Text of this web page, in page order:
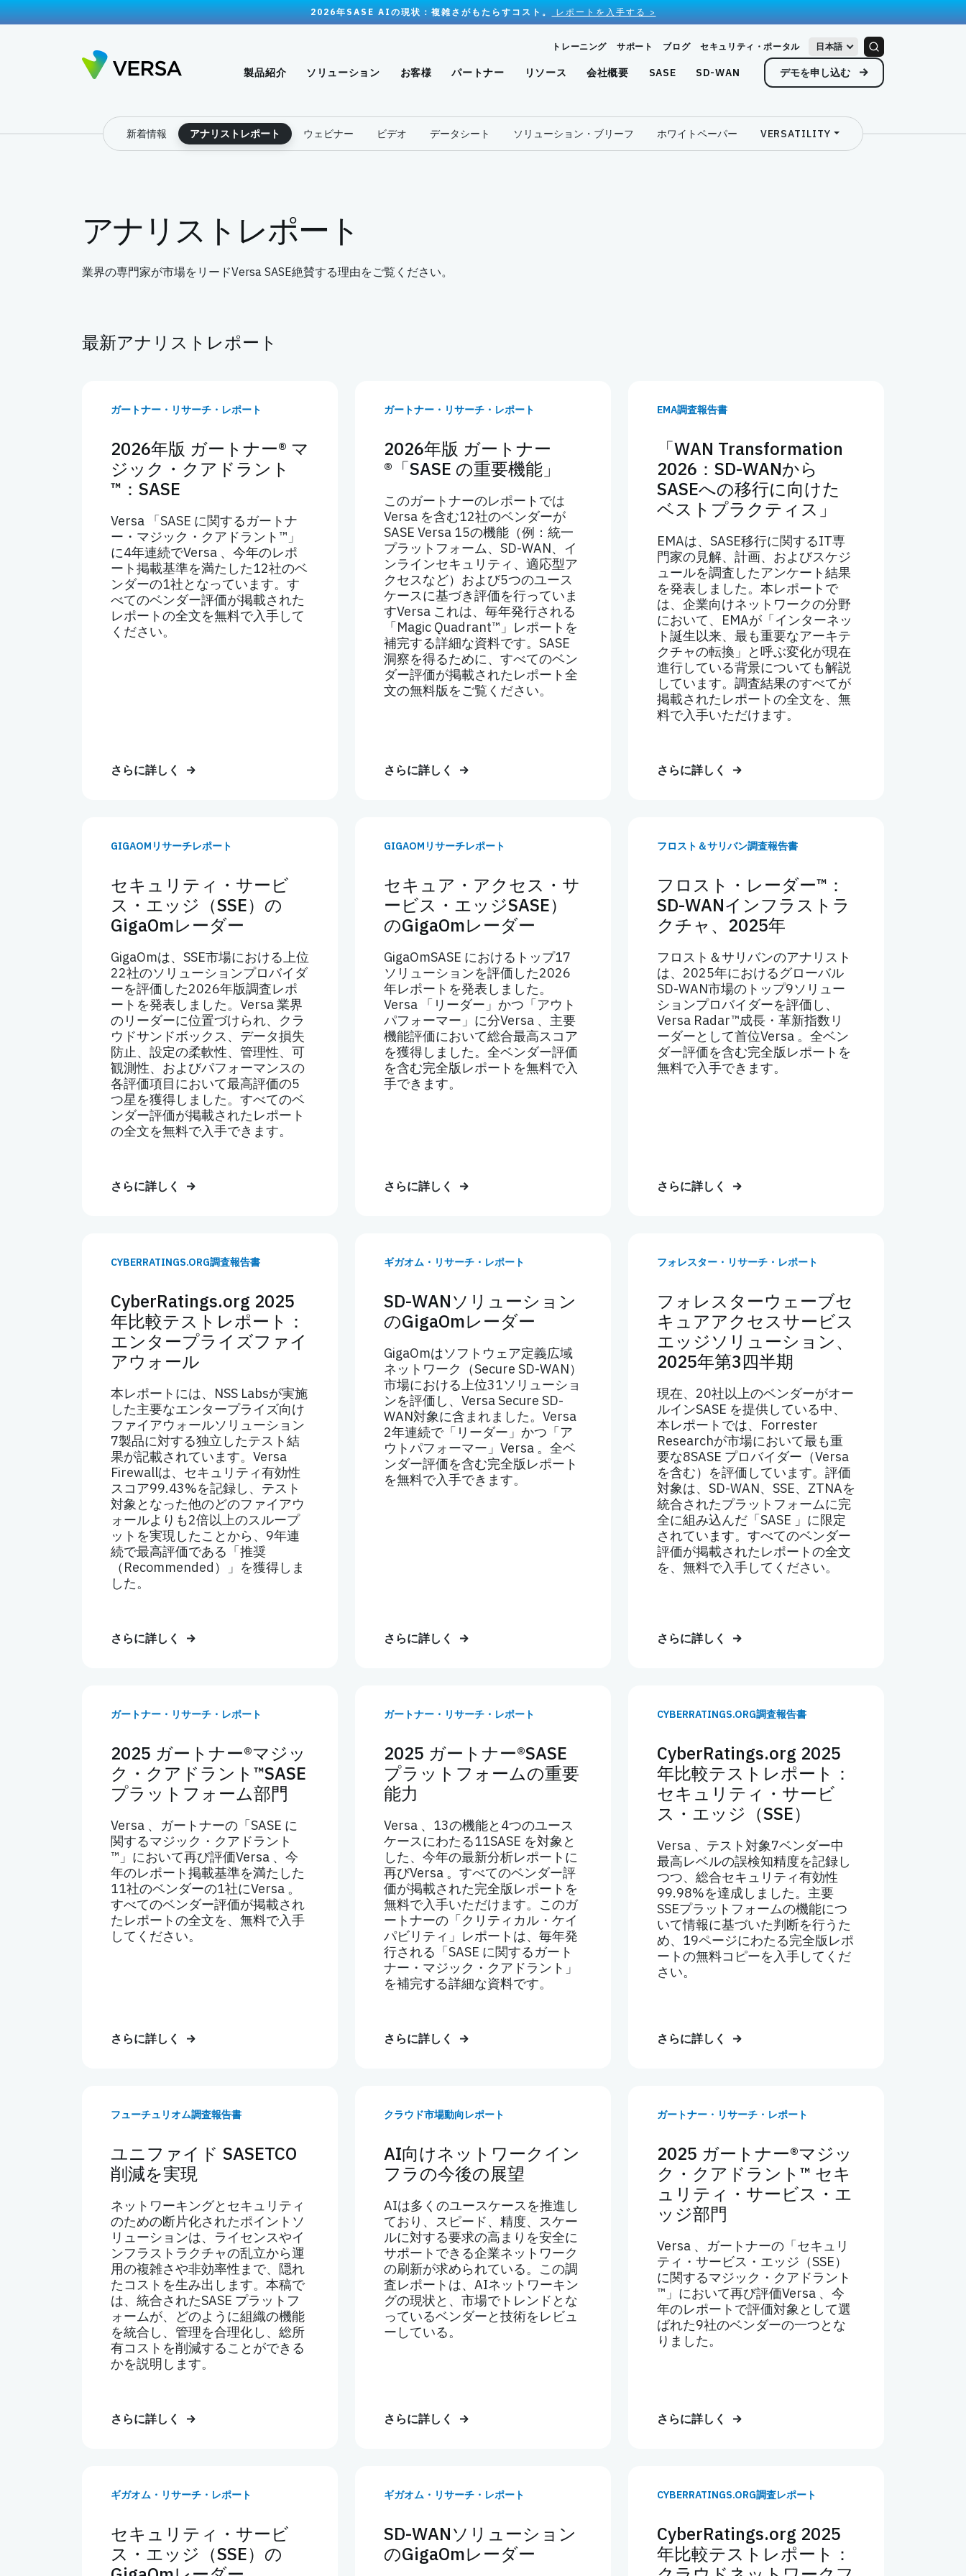
2026年SASE AIの現状：複雑さがもたらすコスト。 レポートを入手する >
トレーニング サポート ブログ セキュリティ・ポータル 日本語
製品紹介 ソリューション お客様 パートナー リソース 会社概要 SASE SD-WAN デモを申し込む
新着情報 アナリストレポート ウェビナー ビデオ データシート ソリューション・ブリーフ ホワイトペーパー VERSATILITY
アナリストレポート
業界の専門家が市場をリードVersa SASE絶賛する理由をご覧ください。
最新アナリストレポート
ガートナー・リサーチ・レポート
2026年版 ガートナー® マ
ジック・クアドラント
™：SASE
Versa 「SASE に関するガートナ
ー・マジック・クアドラント™」
に4年連続でVersa 、今年のレポ
ート掲載基準を満たした12社のベ
ンダーの1社となっています。す
べてのベンダー評価が掲載された
レポートの全文を無料で入手して
ください。
さらに詳しく
ガートナー・リサーチ・レポート
2026年版 ガートナー
®「SASE の重要機能」
このガートナーのレポートでは
Versa を含む12社のベンダーが
SASE Versa 15の機能（例：統一
プラットフォーム、SD-WAN、イ
ンラインセキュリティ、適応型ア
クセスなど）および5つのユース
ケースに基づき評価を行っていま
すVersa これは、毎年発行される
「Magic Quadrant™」レポートを
補完する詳細な資料です。SASE
洞察を得るために、すべてのベン
ダー評価が掲載されたレポート全
文の無料版をご覧ください。
さらに詳しく
EMA調査報告書
「WAN Transformation
2026：SD-WANから
SASEへの移行に向けた
ベストプラクティス」
EMAは、SASE移行に関するIT専
門家の見解、計画、およびスケジ
ュールを調査したアンケート結果
を発表しました。本レポートで
は、企業向けネットワークの分野
において、EMAが「インターネッ
ト誕生以来、最も重要なアーキテ
クチャの転換」と呼ぶ変化が現在
進行している背景についても解説
しています。調査結果のすべてが
掲載されたレポートの全文を、無
料で入手いただけます。
さらに詳しく
GIGAOMリサーチレポート
セキュリティ・サービ
ス・エッジ（SSE）の
GigaOmレーダー
GigaOmは、SSE市場における上位
22社のソリューションプロバイダ
ーを評価した2026年版調査レポ
ートを発表しました。Versa 業界
のリーダーに位置づけられ、クラ
ウドサンドボックス、データ損失
防止、設定の柔軟性、管理性、可
観測性、およびパフォーマンスの
各評価項目において最高評価の5
つ星を獲得しました。すべてのベ
ンダー評価が掲載されたレポート
の全文を無料で入手できます。
さらに詳しく
GIGAOMリサーチレポート
セキュア・アクセス・サ
ービス・エッジSASE）
のGigaOmレーダー
GigaOmSASE におけるトップ17
ソリューションを評価した2026
年レポートを発表しました。
Versa 「リーダー」かつ「アウト
パフォーマー」に分Versa 、主要
機能評価において総合最高スコア
を獲得しました。全ベンダー評価
を含む完全版レポートを無料で入
手できます。
さらに詳しく
フロスト＆サリバン調査報告書
フロスト・レーダー™：
SD-WANインフラストラ
クチャ、2025年
フロスト＆サリバンのアナリスト
は、2025年におけるグローバル
SD-WAN市場のトップ9ソリュー
ションプロバイダーを評価し、
Versa Radar™成長・革新指数リ
ーダーとして首位Versa 。全ベン
ダー評価を含む完全版レポートを
無料で入手できます。
さらに詳しく
CYBERRATINGS.ORG調査報告書
CyberRatings.org 2025
年比較テストレポート：
エンタープライズファイ
アウォール
本レポートには、NSS Labsが実施
した主要なエンタープライズ向け
ファイアウォールソリューション
7製品に対する独立したテスト結
果が記載されています。Versa
Firewallは、セキュリティ有効性
スコア99.43%を記録し、テスト
対象となった他のどのファイアウ
ォールよりも2倍以上のスループ
ットを実現したことから、9年連
続で最高評価である「推奨
（Recommended）」を獲得しま
した。
さらに詳しく
ギガオム・リサーチ・レポート
SD-WANソリューション
のGigaOmレーダー
GigaOmはソフトウェア定義広域
ネットワーク（Secure SD-WAN）
市場における上位31ソリューショ
ンを評価し、Versa Secure SD-
WAN対象に含まれました。Versa
2年連続で「リーダー」かつ「ア
ウトパフォーマー」Versa 。全ベ
ンダー評価を含む完全版レポート
を無料で入手できます。
さらに詳しく
フォレスター・リサーチ・レポート
フォレスターウェーブセ
キュアアクセスサービス
エッジソリューション、
2025年第3四半期
現在、20社以上のベンダーがオー
ルインSASE を提供している中、
本レポートでは、Forrester
Researchが市場において最も重
要な8SASE プロバイダー（Versa
を含む）を評価しています。評価
対象は、SD-WAN、SSE、ZTNAを
統合されたプラットフォームに完
全に組み込んだ「SASE 」に限定
されています。すべてのベンダー
評価が掲載されたレポートの全文
を、無料で入手してください。
さらに詳しく
ガートナー・リサーチ・レポート
2025 ガートナー®マジッ
ク・クアドラント™SASE
プラットフォーム部門
Versa 、ガートナーの「SASE に
関するマジック・クアドラント
™」において再び評価Versa 、今
年のレポート掲載基準を満たした
11社のベンダーの1社にVersa 。
すべてのベンダー評価が掲載され
たレポートの全文を、無料で入手
してください。
さらに詳しく
ガートナー・リサーチ・レポート
2025 ガートナー®SASE
プラットフォームの重要
能力
Versa 、13の機能と4つのユース
ケースにわたる11SASE を対象と
した、今年の最新分析レポートに
再びVersa 。すべてのベンダー評
価が掲載された完全版レポートを
無料で入手いただけます。このガ
ートナーの「クリティカル・ケイ
パビリティ」レポートは、毎年発
行される「SASE に関するガート
ナー・マジック・クアドラント」
を補完する詳細な資料です。
さらに詳しく
CYBERRATINGS.ORG調査報告書
CyberRatings.org 2025
年比較テストレポート：
セキュリティ・サービ
ス・エッジ（SSE）
Versa 、テスト対象7ベンダー中
最高レベルの誤検知精度を記録し
つつ、総合セキュリティ有効性
99.98%を達成しました。主要
SSEプラットフォームの機能につ
いて情報に基づいた判断を行うた
め、19ページにわたる完全版レポ
ートの無料コピーを入手してくだ
さい。
さらに詳しく
フューチュリオム調査報告書
ユニファイド SASETCO
削減を実現
ネットワーキングとセキュリティ
のための断片化されたポイントソ
リューションは、ライセンスやイ
ンフラストラクチャの乱立から運
用の複雑さや非効率性まで、隠れ
たコストを生み出します。本稿で
は、統合されたSASE プラットフ
ォームが、どのように組織の機能
を統合し、管理を合理化し、総所
有コストを削減することができる
かを説明します。
さらに詳しく
クラウド市場動向レポート
AI向けネットワークイン
フラの今後の展望
AIは多くのユースケースを推進し
ており、スピード、精度、スケー
ルに対する要求の高まりを安全に
サポートできる企業ネットワーク
の刷新が求められている。この調
査レポートは、AIネットワーキン
グの現状と、市場でトレンドとな
っているベンダーと技術をレビュ
ーしている。
さらに詳しく
ガートナー・リサーチ・レポート
2025 ガートナー®マジッ
ク・クアドラント™ セキ
ュリティ・サービス・エ
ッジ部門
Versa 、ガートナーの「セキュリ
ティ・サービス・エッジ（SSE）
に関するマジック・クアドラント
™」において再び評価Versa 、今
年のレポートで評価対象として選
ばれた9社のベンダーの一つとな
りました。
さらに詳しく
ギガオム・リサーチ・レポート
セキュリティ・サービ
ス・エッジ（SSE）の
ギガオム・リサーチ・レポート
SD-WANソリューション
のGigaOmレーダー
CYBERRATINGS.ORG調査レポート
CyberRatings.org 2025
年比較テストレポート：